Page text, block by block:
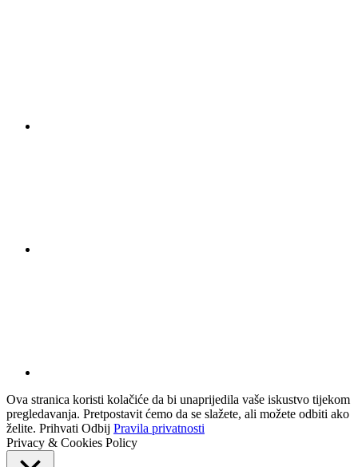
Ova stranica koristi kolačiće da bi unaprijedila vaše iskustvo tijekom
pregledavanja. Pretpostavit ćemo da se slažete, ali možete odbiti ako
želite. Prihvati Odbij Pravila privatnosti
Privacy & Cookies Policy